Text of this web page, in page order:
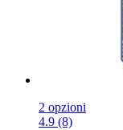
2 opzioni
4.9 (8)